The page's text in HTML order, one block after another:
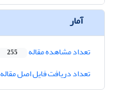
آمار
تعداد مشاهده مقاله 255
تعداد دریافت فایل اصل مقاله